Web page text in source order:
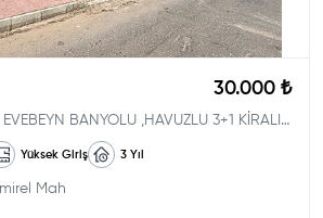
30.000 ₺
GÜNEŞ ERKOÇ'TAN EVEBEYN BANYOLU ,HAVUZLU 3+1 KİRALIK DAİRE
Yüksek Giriş 3 Yıl
Mah